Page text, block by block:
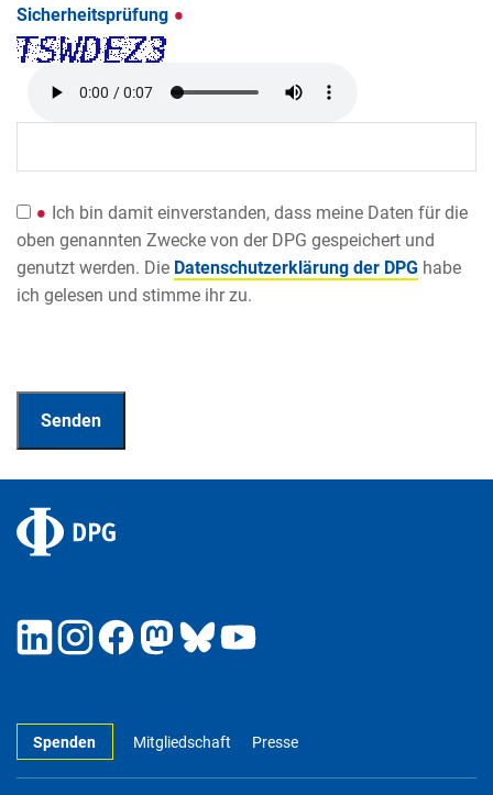
Sicherheitsprüfung
Ich bin damit einverstanden, dass meine Daten für die
oben genannten Zwecke von der DPG gespeichert und
genutzt werden. Die Datenschutzerklärung der DPG habe
ich gelesen und stimme ihr zu.
Spenden Mitgliedschaft Presse